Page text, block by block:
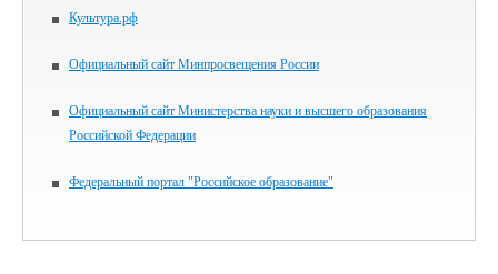
Культура.рф
Официальный сайт Минпросвещения России
Официальный сайт Министерства науки и высшего образования
Российской Федерации
Федеральный портал "Российское образование"